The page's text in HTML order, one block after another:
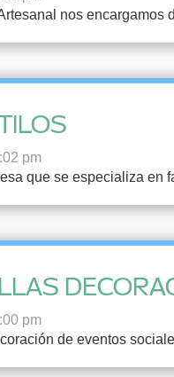
nos encargamos
pm
que se especializa en
pm
de eventos